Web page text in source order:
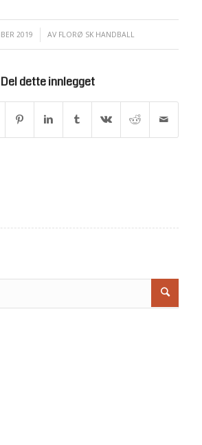
2019 AV FLORØ SK HANDBALL
Del dette innlegget